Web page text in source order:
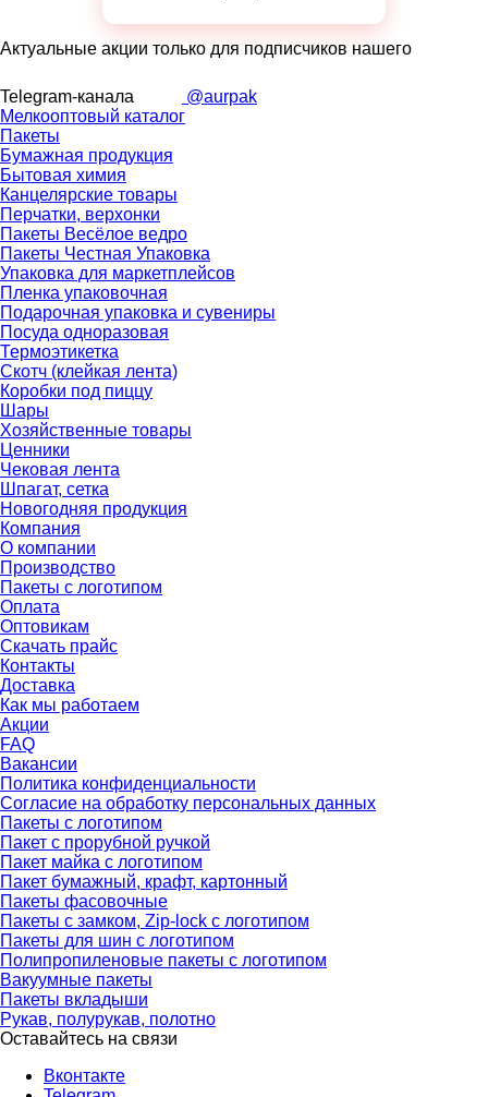
Актуальные акции только для подписчиков нашего
Telegram-канала
@aurpak
Мелкооптовый каталог
Пакеты
Бумажная продукция
Бытовая химия
Канцелярские товары
Перчатки, верхонки
Пакеты Весёлое ведро
Пакеты Честная Упаковка
Упаковка для маркетплейсов
Пленка упаковочная
Подарочная упаковка и сувениры
Посуда одноразовая
Термоэтикетка
Скотч (клейкая лента)
Коробки под пиццу
Шары
Хозяйственные товары
Ценники
Чековая лента
Шпагат, сетка
Новогодняя продукция
Компания
О компании
Производство
Пакеты с логотипом
Оплата
Оптовикам
Скачать прайс
Контакты
Доставка
Как мы работаем
Акции
FAQ
Вакансии
Политика конфиденциальности
Согласие на обработку персональных данных
Пакеты с логотипом
Пакет с прорубной ручкой
Пакет майка с логотипом
Пакет бумажный, крафт, картонный
Пакеты фасовочные
Пакеты с замком, Zip-lock с логотипом
Пакеты для шин с логотипом
Полипропиленовые пакеты с логотипом
Вакуумные пакеты
Пакеты вкладыши
Рукав, полурукав, полотно
Оставайтесь на связи
Вконтакте